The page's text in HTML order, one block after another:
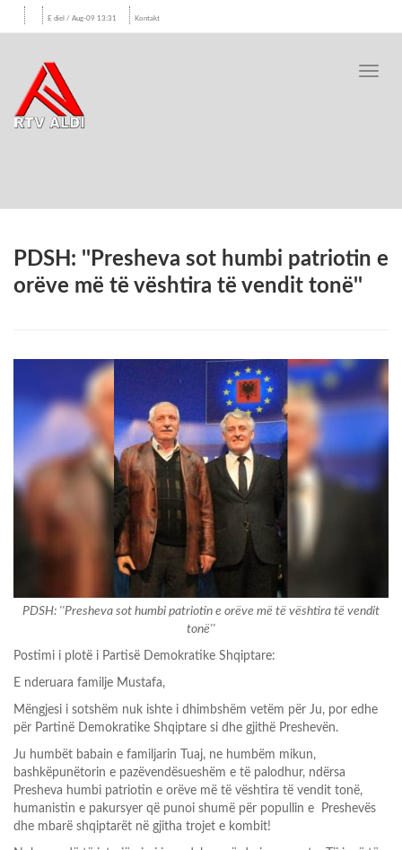
E diel / Aug-09 13:31 Kontakt
PDSH: ''Presheva sot humbi patriotin e
orëve më të vështira të vendit tonë''
PDSH: ''Presheva sot humbi patriotin e orëve më të vështira të vendit
tonë''
Postimi i plotë i Partisë Demokratike Shqiptare:
E nderuara familje Mustafa,
Mëngjesi i sotshëm nuk ishte i dhimbshëm vetëm për Ju, por edhe
për Partinë Demokratike Shqiptare si dhe gjithë Preshevën.
Ju humbët babain e familjarin Tuaj, ne humbëm mikun,
bashkëpunëtorin e pazëvendësueshëm e të palodhur, ndërsa
Presheva humbi patriotin e orëve më të vështira të vendit tonë,
humanistin e pakursyer që punoi shumë për popullin e Preshevës
dhe mbarë shqiptarët në gjitha trojet e kombit!